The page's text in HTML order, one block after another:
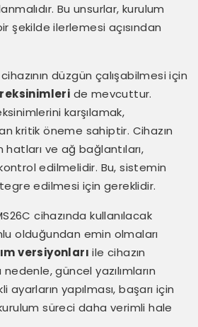
Bu unsurlar, kurulum
şekilde ilerlemesi açısından
düzgün çalışabilmesi için
de mevcuttur.
karşılamak,
kritik öneme sahiptir. Cihazın
ve ağ bağlantıları,
edilmelidir. Bu, sistemin
edilmesi için gereklidir.
cihazında kullanılacak
olduğundan emin olmaları
versiyonları ile cihazın
nedenle, güncel yazılımların
yapılması, başarı için
süreci daha verimli hale